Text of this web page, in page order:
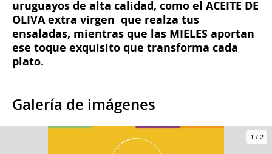
uruguayos de alta calidad, como el ACEITE DE
OLIVA extra virgen que realza tus
ensaladas, mientras que las MIELES aportan
ese toque exquisito que transforma cada
plato.
Galería de imágenes
1 / 2